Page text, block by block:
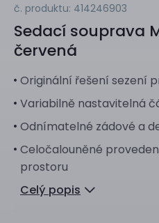
č. produktu: 414246903
Sedací souprava
červená
Originální řešení sezení
Variabilně nastavitelná
Odnímatelné zádové a
Celočalouněné
prostoru
Celý popis